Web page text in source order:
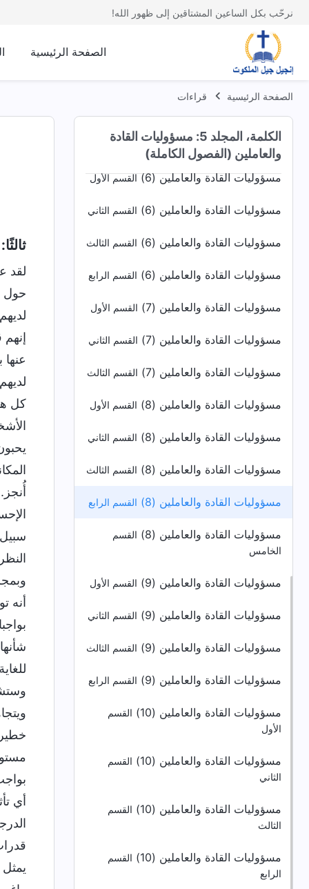
نرحّب بكل الساعين المشتاقين إلى ظهور الله!
الصفحة الرئيسية
الصفحة الرئيسية قراءات
الكلمة، المجلد 5: مسؤوليات القادة
والعاملين (الفصول الكاملة)
مسؤوليات القادة والعاملين (5)
مسؤوليات القادة والعاملين (5)
مسؤوليات القادة والعاملين (5)
مسؤوليات القادة والعاملين (5)
القسم
الخامس
مسؤوليات القادة والعاملين (6) القسم الأول
مسؤوليات القادة والعاملين (6) القسم الثاني
مسؤوليات القادة والعاملين (6) القسم الثالث
مسؤوليات القادة والعاملين (6) القسم الرابع
مسؤوليات القادة والعاملين (7) القسم الأول
مسؤوليات القادة والعاملين (7) القسم الثاني
مسؤوليات القادة والعاملين (7) القسم الثالث
مسؤوليات القادة والعاملين (8) القسم الأول
مسؤوليات القادة والعاملين (8) القسم الثاني
مسؤوليات القادة والعاملين (8) القسم الثالث
مسؤوليات القادة والعاملين (8) القسم الرابع
مسؤوليات القادة والعاملين (8)
القسم
الخامس
مسؤوليات القادة والعاملين (9) القسم الأول
مسؤوليات القادة والعاملين (9) القسم الثاني
مسؤوليات القادة والعاملين (9) القسم الثالث
مسؤوليات القادة والعاملين (9) القسم الرابع
مسؤوليات القادة والعاملين (10)
القسم
الأول
مسؤوليات القادة والعاملين (10)
القسم
الثاني
مسؤوليات القادة والعاملين (10)
القسم
الثالث
مسؤوليات القادة والعاملين (10)
القسم
الرابع
لقد
حول
كل
سبيل
أنه
أي